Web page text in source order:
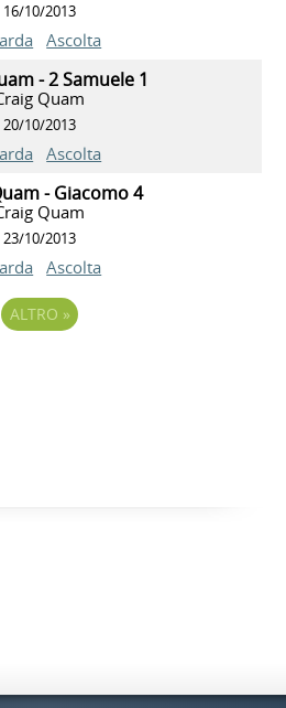
16/10/2013
Ascolta
- 2 Samuele 1
Quam
20/10/2013
Ascolta
- Giacomo 4
Quam
23/10/2013
Ascolta
ALTRO »